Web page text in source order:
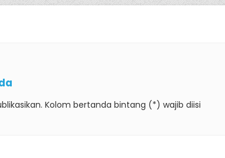
Kolom bertanda bintang (*) wajib diisi